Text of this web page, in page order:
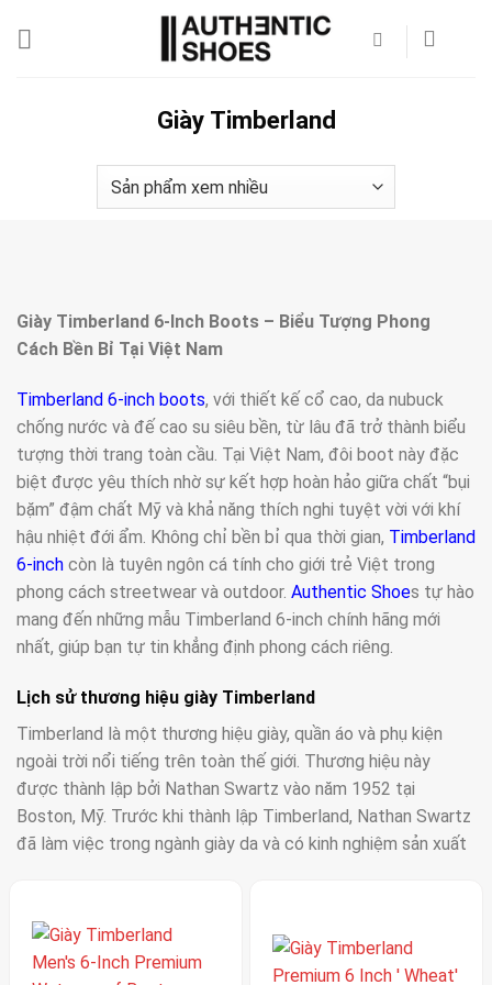
Giày Timberland
Giày Timberland 6-Inch Boots – Biểu Tượng Phong
Cách Bền Bỉ Tại Việt Nam
Timberland 6-inch boots, với thiết kế cổ cao, da nubuck
chống nước và đế cao su siêu bền, từ lâu đã trở thành biểu
tượng thời trang toàn cầu. Tại Việt Nam, đôi boot này đặc
biệt được yêu thích nhờ sự kết hợp hoàn hảo giữa chất “bụi
bặm” đậm chất Mỹ và khả năng thích nghi tuyệt vời với khí
hậu nhiệt đới ẩm. Không chỉ bền bỉ qua thời gian, Timberland
6-inch còn là tuyên ngôn cá tính cho giới trẻ Việt trong
phong cách streetwear và outdoor. Authentic Shoes tự hào
mang đến những mẫu Timberland 6-inch chính hãng mới
nhất, giúp bạn tự tin khẳng định phong cách riêng.
Lịch sử thương hiệu giày Timberland
Timberland là một thương hiệu giày, quần áo và phụ kiện
ngoài trời nổi tiếng trên toàn thế giới. Thương hiệu này
được thành lập bởi Nathan Swartz vào năm 1952 tại
Boston, Mỹ. Trước khi thành lập Timberland, Nathan Swartz
đã làm việc trong ngành giày da và có kinh nghiệm sản xuất
Hãng giày Timberland thương hiệu được ra đời từ năm
1973. Tuy nhiên, thương hiệu này được phát triển từ năm
1918 tại Boston, Massachusetts bởi một anh chàng học